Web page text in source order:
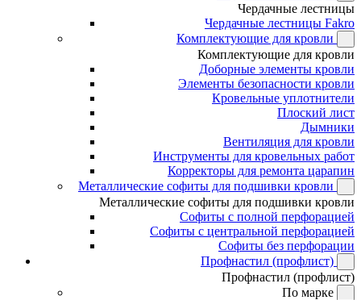
Чердачные лестницы
Чердачные лестницы Fakro
Комплектующие для кровли
Комплектующие для кровли
Доборные элементы кровли
Элементы безопасности кровли
Кровельные уплотнители
Плоский лист
Дымники
Вентиляция для кровли
Инструменты для кровельных работ
Корректоры для ремонта царапин
Металлические софиты для подшивки кровли
Металлические софиты для подшивки кровли
Софиты с полной перфорацией
Софиты с центральной перфорацией
Софиты без перфорации
Профнастил (профлист)
Профнастил (профлист)
По марке